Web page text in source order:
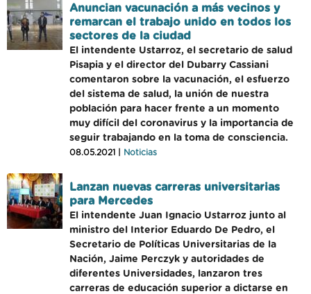
Anuncian vacunación a más vecinos y
remarcan el trabajo unido en todos los
sectores de la ciudad
El intendente Ustarroz, el secretario de salud
Pisapia y el director del Dubarry Cassiani
comentaron sobre la vacunación, el esfuerzo
del sistema de salud, la unión de nuestra
población para hacer frente a un momento
muy difícil del coronavirus y la importancia de
seguir trabajando en la toma de consciencia.
08.05.2021 | Noticias
Lanzan nuevas carreras universitarias
para Mercedes
El intendente Juan Ignacio Ustarroz junto al
ministro del Interior Eduardo De Pedro, el
Secretario de Políticas Universitarias de la
Nación, Jaime Perczyk y autoridades de
diferentes Universidades, lanzaron tres
carreras de educación superior a dictarse en